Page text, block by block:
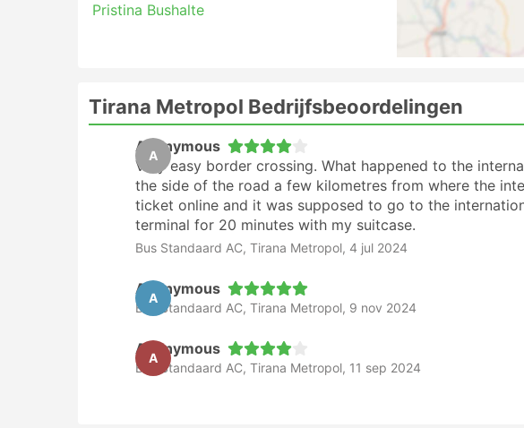
Pristina Bushalte
Tirana Metropol Bedrijfsbeoordelingen
A
Anonymous
Very easy border crossing. What happened to the
the side of the road a few kilometres from where the
ticket online and it was supposed to go to the
terminal for 20 minutes with my suitcase.
Bus Standaard AC, Tirana Metropol, 4 jul 2024
A
Anonymous
Bus Standaard AC, Tirana Metropol, 9 nov 2024
A
Anonymous
Bus Standaard AC, Tirana Metropol, 11 sep 2024